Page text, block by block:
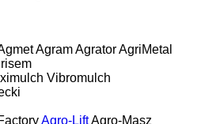
AgramAgratorAgriMetal
Vibromulch
Agro-LiftAgro-Masz